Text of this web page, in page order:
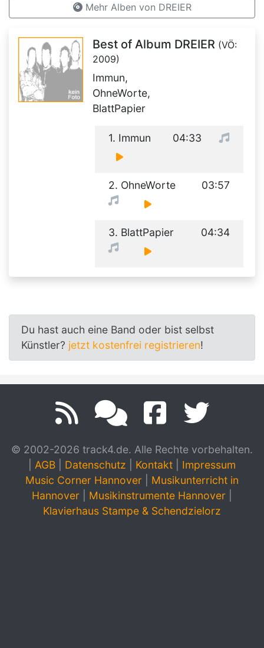
Mehr Alben von DREIER
Best of Album DREIER (VÖ:
2009)
Immun,
OhneWorte,
BlattPapier
1. Immun 04:33
2. OhneWorte 03:57
3. BlattPapier 04:34
Du hast auch eine Band oder bist selbst
Künstler? jetzt kostenfrei registrieren!
© 2002-2026 track4.de. Alle Rechte vorbehalten.
AGB Datenschutz Kontakt
Impressum
Music Corner Hannover
Musikunterricht in
Hannover
Musikinstrumente Hannover
Klavierhaus Stampe & Schendzielorz